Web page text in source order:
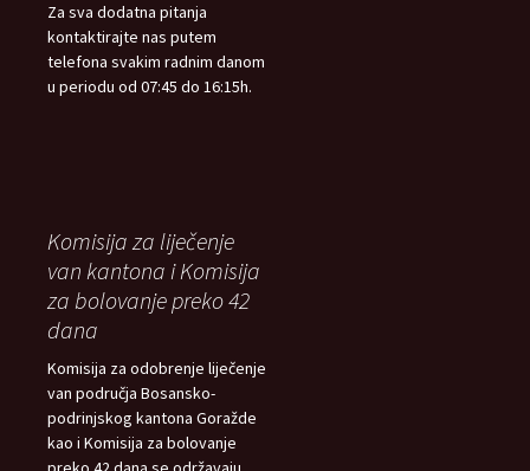
Za sva dodatna pitanja
kontaktirajte nas putem
telefona svakim radnim danom
u periodu od 07:45 do 16:15h.
Komisija za liječenje
van kantona i Komisija
za bolovanje preko 42
dana
Komisija za odobrenje liječenje
van područja Bosansko-
podrinjskog kantona Goražde
kao i Komisija za bolovanje